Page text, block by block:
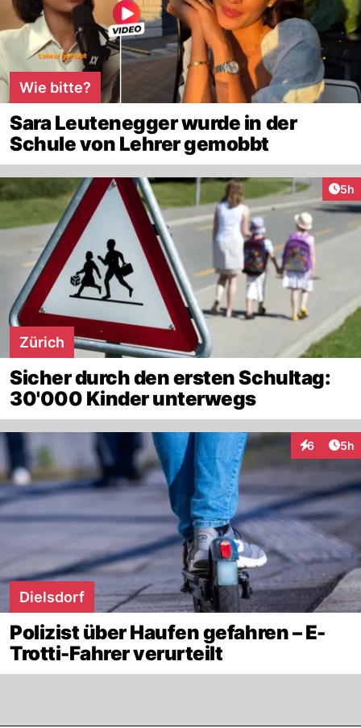
Wie bitte?
Sara Leutenegger wurde in der
Schule von Lehrer gemobbt
5h
Zürich
Sicher durch den ersten Schultag:
30'000 Kinder unterwegs
6 5h
Dielsdorf
Polizist über Haufen gefahren – E-
Trotti-Fahrer verurteilt